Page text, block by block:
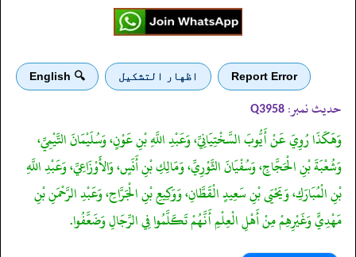
Report Error اظهار التشكيل 🔍 English
حدیث نمبر: Q3958
وَهَكَذَا رُوِيَ عَنْ أَيُّوبَ السَّخْتِيَانِيِّ، وَعَبْدِ اللَّهِ بْنِ عَوْنٍ، وَسُلَيْمَانَ التَّيْمِيِّ،
وَشُعْبَةَ بْنِ الْحَجَّاجِ، وَسُفْيَانَ الثَّوْرِيِّ، وَمَالِكِ بْنِ أَنَسٍ، وَالأَوْزَاعِيِّ، وَعَبْدِ اللَّهِ
بْنِ الْمُبَارَكِ، وَيَحْيَى بْنِ سَعِيدٍ الْقَطَّانِ، وَوَكِيعِ بْنِ الْجَرَّاحِ، وَعَبْدِ الرَّحْمَنِ بْنِ
مَهْدِيٍّ وَغَيْرِهِمْ مِنْ أَهْلِ الْعِلْمِ أَنَّهُمْ تَكَلَّمُوا فِي الرِّجَالِ وَضَعَّفُوا.